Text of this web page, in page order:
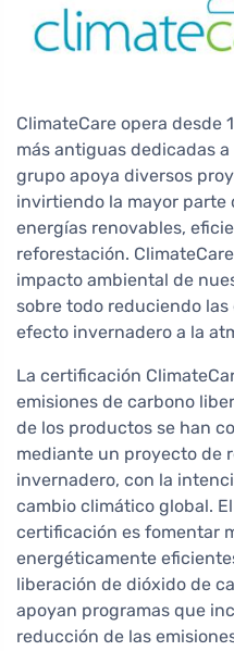
ClimateCare opera desde
más antiguas dedicadas
grupo apoya diversos
invirtiendo la mayor parte
energías renovables,
reforestación.
impacto ambiental de
sobre todo reduciendo las
efecto invernadero a la
La certificación
emisiones de carbono
de los productos se han
mediante un proyecto de
invernadero, con la
cambio climático global.
certificación es fomentar
energéticamente
liberación de dióxido de
apoyan programas que
reducción de las